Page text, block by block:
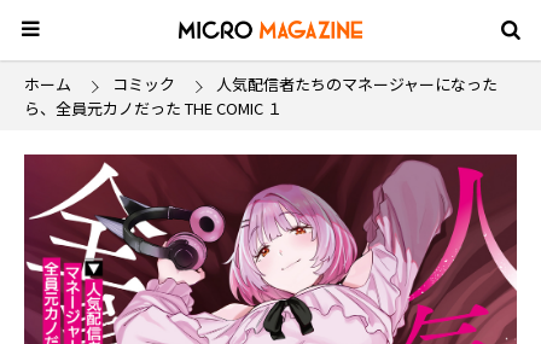
ホーム コミック
人気配信者たちのマネージャーになった
ら、全員元カノだった THE COMIC １